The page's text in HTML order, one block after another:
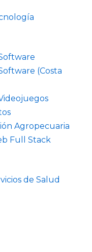
(Costa
Agropecuaria
Full Stack
de Salud